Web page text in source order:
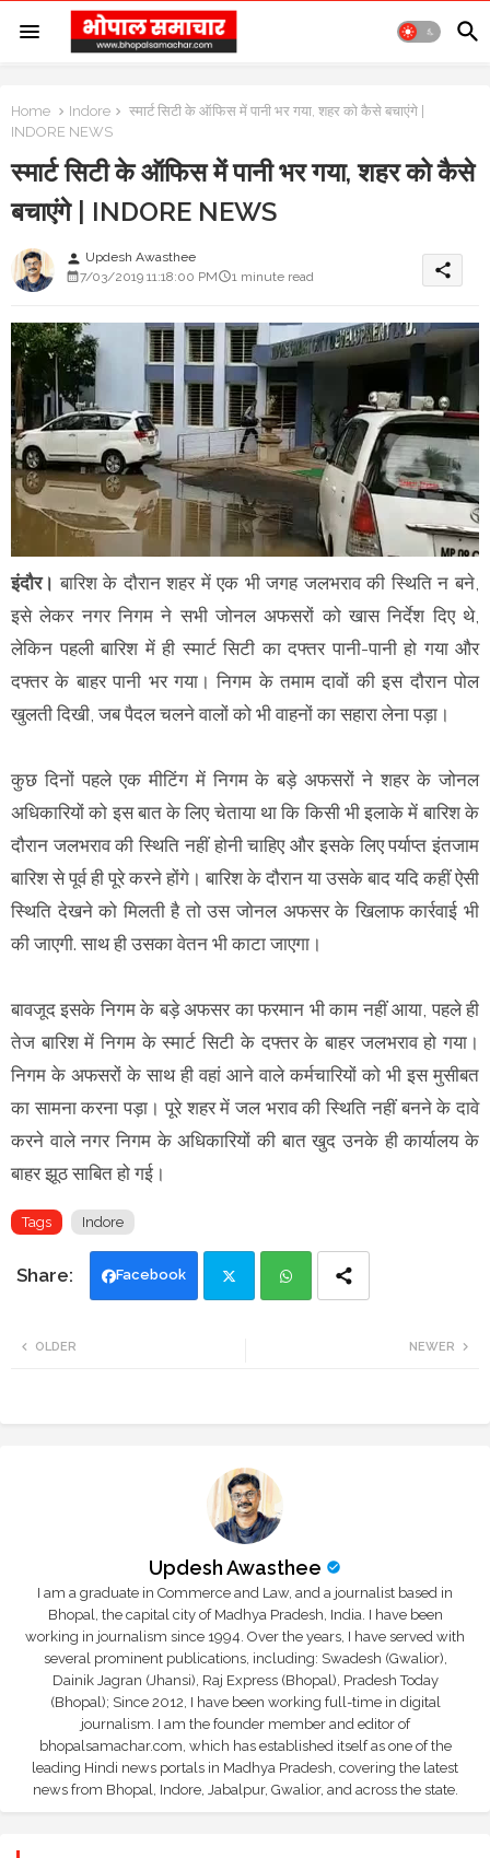
Home Indore
स्मार्ट सिटी के ऑफिस में पानी भर गया, शहर को कैसे बचाएंगे |
INDORE NEWS
स्मार्ट सिटी के ऑफिस में पानी भर गया, शहर को कैसे
बचाएंगे | INDORE NEWS
person Updesh Awasthee
7/03/2019 11:18:00 PM
1 minute read share
इंदौर। बारिश के दौरान शहर में एक भी जगह जलभराव की स्थिति न बने,
इसे लेकर नगर निगम ने सभी जोनल अफसरों को खास निर्देश दिए थे,
लेकिन पहली बारिश में ही स्मार्ट सिटी का दफ्तर पानी-पानी हो गया और
दफ्तर के बाहर पानी भर गया। निगम के तमाम दावों की इस दौरान पोल
खुलती दिखी, जब पैदल चलने वालों को भी वाहनों का सहारा लेना पड़ा।
कुछ दिनों पहले एक मीटिंग में निगम के बड़े अफसरों ने शहर के जोनल
अधिकारियों को इस बात के लिए चेताया था कि किसी भी इलाके में बारिश के
दौरान जलभराव की स्थिति नहीं होनी चाहिए और इसके लिए पर्याप्त इंतजाम
बारिश से पूर्व ही पूरे करने होंगे। बारिश के दौरान या उसके बाद यदि कहीं ऐसी
स्थिति देखने को मिलती है तो उस जोनल अफसर के खिलाफ कार्रवाई भी
की जाएगी. साथ ही उसका वेतन भी काटा जाएगा।
बावजूद इसके निगम के बड़े अफसर का फरमान भी काम नहीं आया, पहले ही
तेज बारिश में निगम के स्मार्ट सिटी के दफ्तर के बाहर जलभराव हो गया।
निगम के अफसरों के साथ ही वहां आने वाले कर्मचारियों को भी इस मुसीबत
का सामना करना पड़ा। पूरे शहर में जल भराव की स्थिति नहीं बनने के दावे
करने वाले नगर निगम के अधिकारियों की बात खुद उनके ही कार्यालय के
बाहर झूठ साबित हो गई।
Tags Indore
Facebook
NEWER
OLDER
Updesh Awasthee
I am a graduate in Commerce and Law, and a journalist based in
Bhopal, the capital city of Madhya Pradesh, India. I have been
working in journalism since 1994. Over the years, I have served with
several prominent publications, including: Swadesh (Gwalior),
Dainik Jagran (Jhansi), Raj Express (Bhopal), Pradesh Today
(Bhopal); Since 2012, I have been working full-time in digital
journalism. I am the founder member and editor of
bhopalsamachar.com, which has established itself as one of the
leading Hindi news portals in Madhya Pradesh, covering the latest
news from Bhopal, Indore, Jabalpur, Gwalior, and across the state.